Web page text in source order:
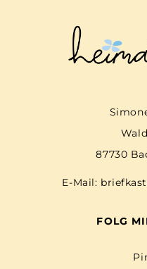
87730
E-Mail:
FOLG